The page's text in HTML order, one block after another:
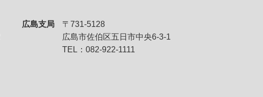
広島支局
〒731-5128
広島市佐伯区五日市中央6-3-1
TEL：082-922-1111